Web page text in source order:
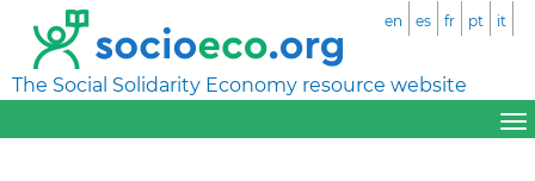
The Social Solidarity Economy resource website
en es fr pt it